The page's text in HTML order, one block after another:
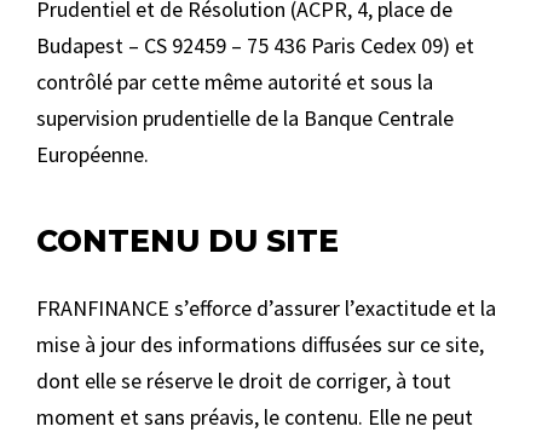
Prudentiel et de Résolution (ACPR, 4, place de
Budapest – CS 92459 – 75 436 Paris Cedex 09) et
contrôlé par cette même autorité et sous la
supervision prudentielle de la Banque Centrale
Européenne.
CONTENU DU SITE
FRANFINANCE s’efforce d’assurer l’exactitude et la
mise à jour des informations diffusées sur ce site,
dont elle se réserve le droit de corriger, à tout
moment et sans préavis, le contenu. Elle ne peut